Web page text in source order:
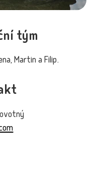
tým
Martin a Filip.